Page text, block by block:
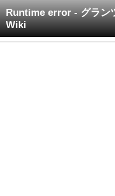
Runtime error - グラン
Wiki